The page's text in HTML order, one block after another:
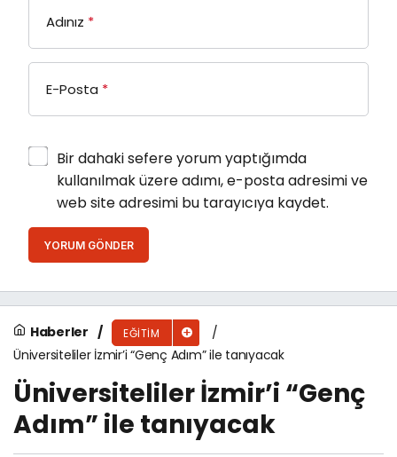
Adınız *
E-Posta *
Bir dahaki sefere yorum yaptığımda
kullanılmak üzere adımı, e-posta adresimi ve
web site adresimi bu tarayıcıya kaydet.
YORUM GÖNDER
Haberler EĞITIM
Üniversiteliler İzmir’i “Genç Adım” ile tanıyacak
Üniversiteliler İzmir’i “Genç
Adım” ile tanıyacak